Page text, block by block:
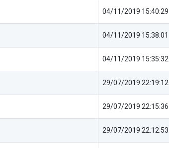
04/11/2019 15:40:29
04/11/2019 15:38:01
04/11/2019 15:35:32
29/07/2019 22:19:12
29/07/2019 22:15:36
29/07/2019 22:12:53